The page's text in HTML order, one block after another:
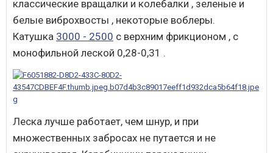
классические вращалки и колебалки , зеленые и
белые виброхвосты , некоторые воблеры.
Катушка 3000 - 2500 с верхним фрикционом , с
монофильной леской 0,28-0,31 .
Леска лучше работает, чем шнур, и при
множественных забросах не путается и не